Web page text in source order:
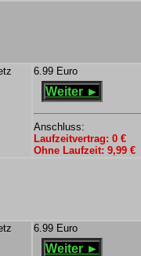
6.99 Euro
Weiter ►
Anschluss:
Laufzeitvertrag: 0 €
Ohne Laufzeit: 9,99 €
6.99 Euro
Weiter ►